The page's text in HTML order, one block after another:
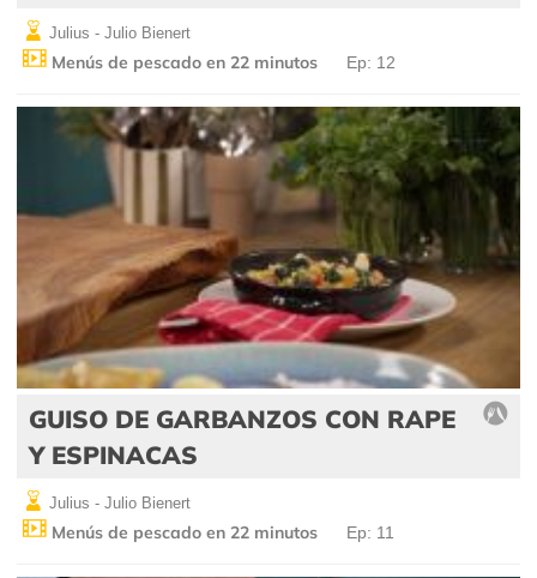
Julius - Julio Bienert
Menús de pescado en 22 minutos Ep: 12
GUISO DE GARBANZOS CON RAPE
Y ESPINACAS
Julius - Julio Bienert
Menús de pescado en 22 minutos Ep: 11